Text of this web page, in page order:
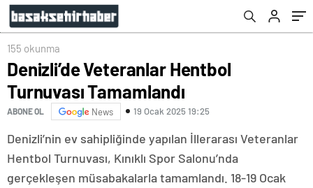
155 okunma
Denizli’de Veteranlar Hentbol
Turnuvası Tamamlandı
ABONE OL News 19 Ocak 2025 19:25
Denizli’nin ev sahipliğinde yapılan İllerarası Veteranlar
Hentbol Turnuvası, Kınıklı Spor Salonu’nda
gerçekleşen müsabakalarla tamamlandı. 18-19 Ocak